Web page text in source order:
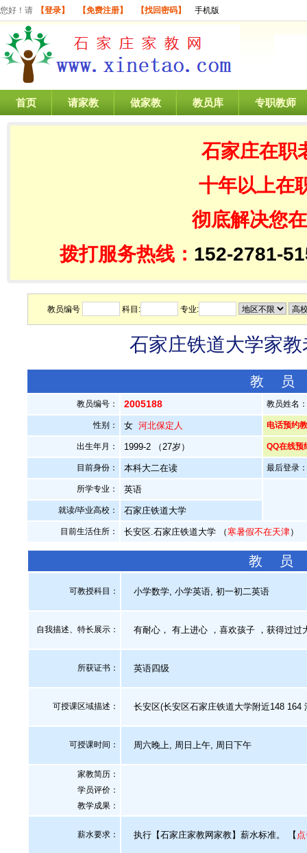
您好！请 【登录】 【免费注册】 【找回密码】 手机版
首页 请家教 做家教 教员库 专职教师
石家庄在职
十年以上在
彻底解决您
拨打服务热线： 152-2781-
教员编号 科目: 专业:
石家庄铁道大学家
教
教员编号： 2005188 教员姓名
性别： 女 河北保定人 电话预约
出生年月： 1999-2 （27岁） QQ在线预
目前身份： 本科大二在读 最后登录
所学专业： 英语
就读/毕业高校： 石家庄铁道大学
目前生活住所： 长安区.石家庄铁道大学 （寒暑假不在天津）
教 员
可教授科目： 小学数学, 小学英语, 初一初二英语
自我描述、特长展示 ： 有耐心， 有上进心 ，喜欢孩子 ，获得过过
所获证书 ： 英语四级
可授课区域描述： 长安区(长安区石家庄铁道大学附近148 164
可授课时间： 周六晚上, 周日上午, 周日下午
家教简历：
学员评价：
教学成果：
薪水要求： 执行【石家庄家教网家教】薪水标准。 【